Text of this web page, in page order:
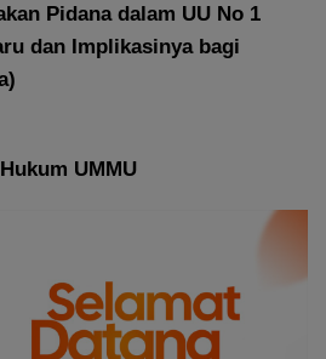
Pidana dalam UU No 1
dan Implikasinya bagi
UMMU